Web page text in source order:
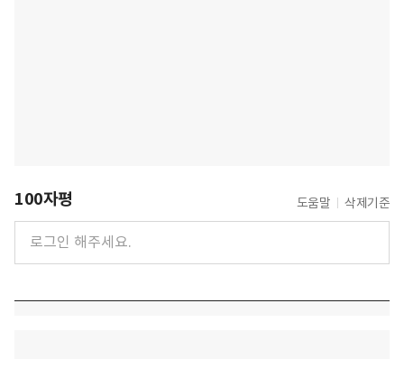
100자평 도움말 삭제기준